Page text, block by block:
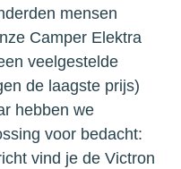
mensen
Camper Elektra
veelgestelde
de laagste prijs)
hebben we
voor bedacht:
vind je de Victron